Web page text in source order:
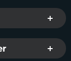
länkar